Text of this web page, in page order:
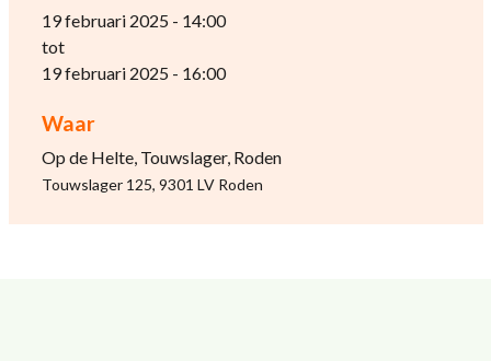
19 februari 2025 - 14:00
tot
19 februari 2025 - 16:00
Waar
Op de Helte, Touwslager, Roden
Touwslager 125, 9301 LV Roden